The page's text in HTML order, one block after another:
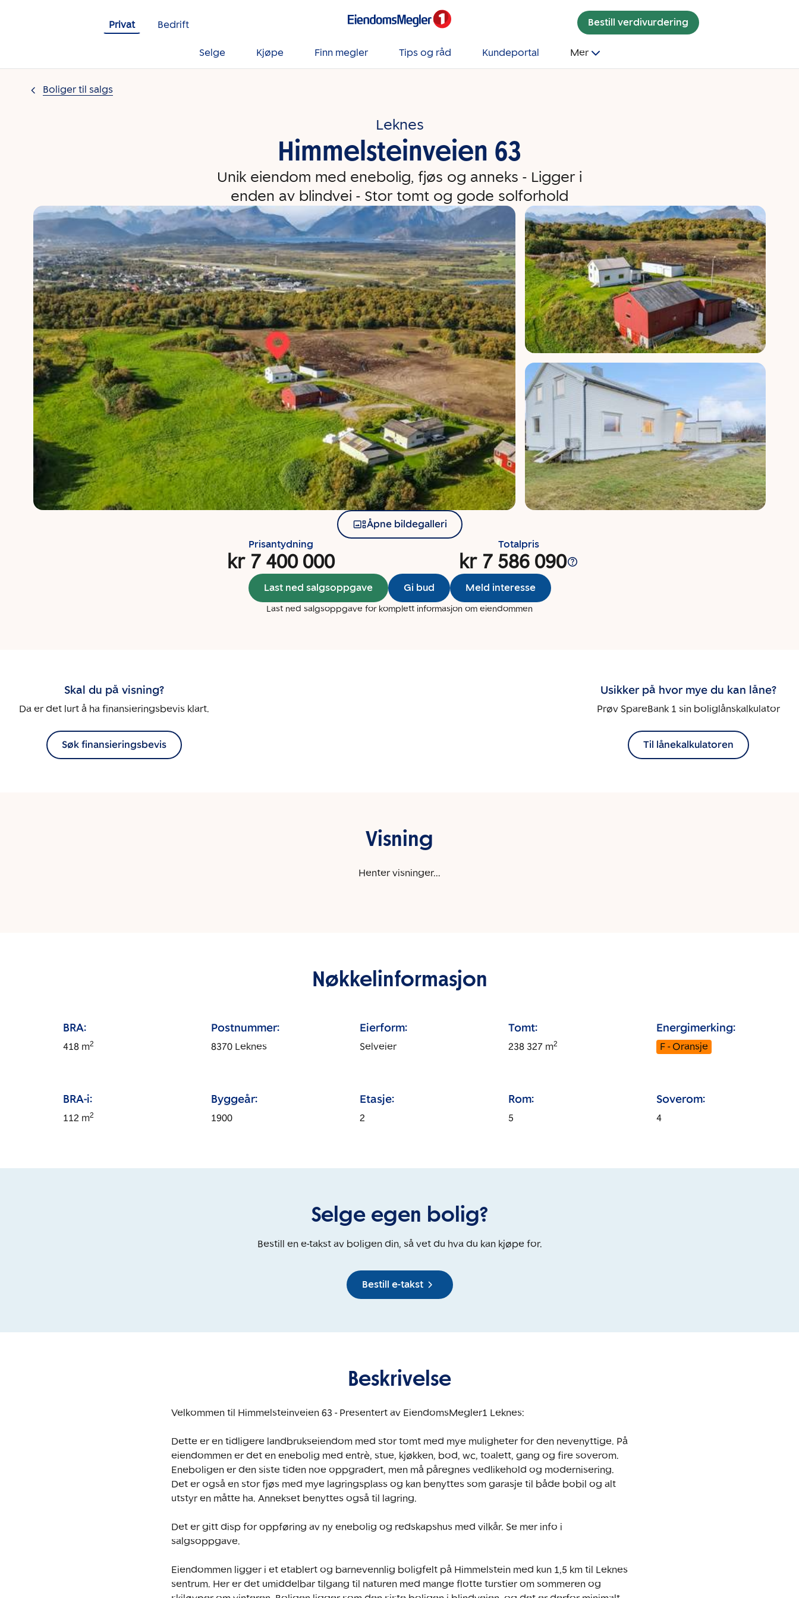
Privat
Bedrift Bestill verdivurdering
Selge Kjøpe Finn megler Tips og råd Kundeportal Mer
Boliger til salgs
Leknes
Himmelsteinveien 63
Unik eiendom med enebolig, fjøs og anneks - Ligger i
enden av blindvei - Stor tomt og gode solforhold
Åpne bildegalleri
Prisantydning
kr 7 400 000
Totalpris
kr 7 586 090
Last ned salgsoppgave Gi bud Meld interesse
Last ned salgsoppgave for komplett informasjon om eiendommen
Skal du på visning?
Da er det lurt å ha finansieringsbevis klart.
Søk finansieringsbevis
Usikker på hvor mye du kan låne?
Prøv SpareBank 1 sin boliglånskalkulator
Til lånekalkulatoren
Visning
Henter visninger...
Nøkkelinformasjon
BRA:
418m2
Postnummer:
8370 Leknes
Eierform:
Selveier
Tomt:
238 327 m2
Energimerking:
F - Oransje
BRA-i:
112 m2
Byggeår:
1900
Etasje:
2
Rom:
5
Soverom:
4
Selge egen bolig?
Bestill en e-takst av boligen din, så vet du hva du kan kjøpe for.
Bestill e-takst
Beskrivelse
Velkommen til Himmelsteinveien 63 - Presentert av EiendomsMegler1 Leknes:
Dette er en tidligere landbrukseiendom med stor tomt med mye muligheter for den nevenyttige. På
eiendommen er det en enebolig med entrè, stue, kjøkken, bod, wc, toalett, gang og fire soverom.
Eneboligen er den siste tiden noe oppgradert, men må påregnes vedlikehold og modernisering.
Det er også en stor fjøs med mye lagringsplass og kan benyttes som garasje til både bobil og alt
utstyr en måtte ha. Annekset benyttes også til lagring.
Det er gitt disp for oppføring av ny enebolig og redskapshus med vilkår. Se mer info i
salgsoppgave.
Eiendommen ligger i et etablert og barnevennlig boligfelt på Himmelstein med kun 1,5 km til Leknes
sentrum. Her er det umiddelbar tilgang til naturen med mange flotte turstier om sommeren og